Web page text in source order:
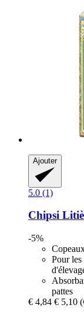
Ajouter
5.0 (1)
Chipsi
-5%
Pour les
pattes
€ 4,84 € 5,10